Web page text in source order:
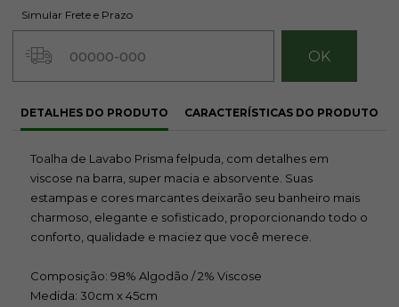
Simular Frete e Prazo
DETALHES DO PRODUTO CARACTERÍSTICAS DO PRODUTO
Toalha de Lavabo Prisma felpuda, com detalhes em
viscose na barra, super macia e absorvente. Suas
estampas e cores marcantes deixarão seu banheiro mais
charmoso, elegante e sofisticado, proporcionando todo o
conforto, qualidade e maciez que você merece.
Composição: 98% Algodão / 2% Viscose
Medida: 30cm x 45cm